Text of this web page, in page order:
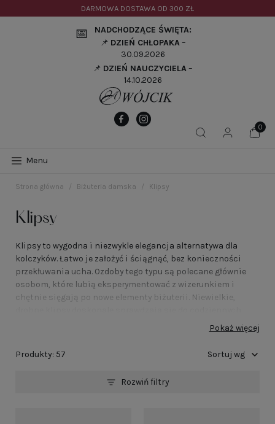
DARMOWA DOSTAWA OD300 ZŁ
📅
NADCHODZĄCE ŚWIĘTA:
📌 DZIEŃ CHŁOPAKA–
30.09.2026
📌 DZIEŃ NAUCZYCIELA–
14.10.2026
Menu
Strona główna Biżuteria damska Klipsy
Klipsy
Klipsy to wygodna i niezwykle elegancja alternatywa dla
kolczyków. Łatwo je założyć i ściągnąć, bez konieczności
przekłuwania ucha. Ozdoby tego typu są polecane głównie
osobom, które lubią eksperymentować z wizerunkiem i
chętnie sięgają po nowe elementy biżuterii. Niewielkie,
stylizacji. Dłuższe, bardziej zdobne pasują do szczególnych
Klips jako estetyczny dodatek do stroju
Małe, okrągłe klipsy z dekoracyjnym kamieniem to sposób
obciążają nadmiernie uszu, nie powodują także
Pokaż więcej
Produkty: 57 Sortuj wg
Rozwiń filtry